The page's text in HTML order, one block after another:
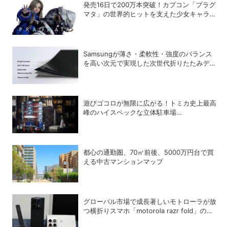
発売16日で200万本突破！カプコン「プラグ
マタ」の世界的ヒットを支えた少女キャラの
Samsungが薄さ・柔軟性・強度のバランス
を高い次元で実現した次世代折りたたみデバ
遊びゴコロが無限に広がる！トミカ史上最高
峰のハイスペックな立体駐車場
都心の通勤圏、70㎡前後、5000万円台で買
える中古マンションマップ
グローバル市場で成長著しいモトローラが放
つ横折りスマホ「motorola razr fold」の戦